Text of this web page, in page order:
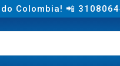
Colombia! 📲